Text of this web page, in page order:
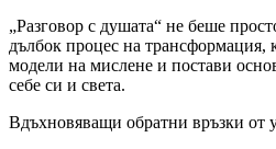
„Разговор с душата“ не беше
дълбок процес на трансформация,
модели на мислене и постави
себе си и света.
Вдъхновяващи обратни връзки от